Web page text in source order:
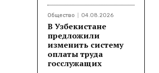
Общество 04.08.2026
В Узбекистане
предложили
изменить систему
оплаты труда
госслужащих